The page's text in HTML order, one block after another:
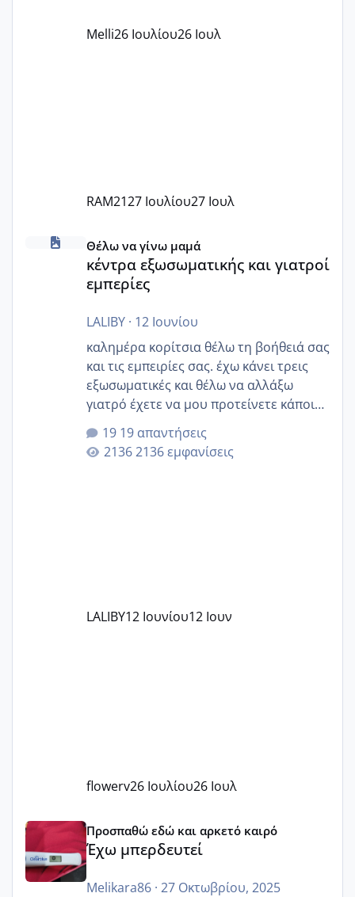
Εγώ πήγα σε έναν ιδιωτικό παιδικό στ
Melli26 Ιουλίου26 Ιουλ
RAM2127 Ιουλίου27 Ιουλ
κέντρα εξωσωματικής και γιατροί εμπερίες
Θέλω να γίνω μαμά
κέντρα εξωσωματικής και γιατροί
εμπερίες
LALIBY· 12 Ιουνίου
καλημέρα κορίτσια θέλω τη βοήθειά σας
και τις εμπειρίες σας. έχω κάνει τρεις
εξωσωματικές και θέλω να αλλάξω
γιατρό έχετε να μου προτείνετε κάποιον
που μείνατε ευχαριστημένες και είχατε
επιιτυχία? έκανα στο υγεία με τον
ζερβομανωλάκη (δεν το εψαξε καθόλου
19 απαντήσεις
2136 εμφανίσεις
LALIBY12 Ιουνίου12 Ιουν
flowerv26 Ιουλίου26 Ιουλ
Έχω μπερδευτεί
Προσπαθώ εδώ και αρκετό καιρό
Έχω μπερδευτεί
Melikara86· 27 Οκτωβρίου, 2025